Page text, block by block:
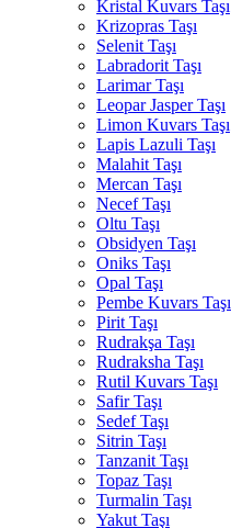
Kristal Kuvars Taşı
Krizopras Taşı
Selenit Taşı
Labradorit Taşı
Larimar Taşı
Leopar Jasper Taşı
Limon Kuvars Taşı
Lapis Lazuli Taşı
Malahit Taşı
Mercan Taşı
Necef Taşı
Oltu Taşı
Obsidyen Taşı
Oniks Taşı
Opal Taşı
Pembe Kuvars Taşı
Pirit Taşı
Rudrakşa Taşı
Rudraksha Taşı
Rutil Kuvars Taşı
Safir Taşı
Sedef Taşı
Sitrin Taşı
Tanzanit Taşı
Topaz Taşı
Turmalin Taşı
Yakut Taşı